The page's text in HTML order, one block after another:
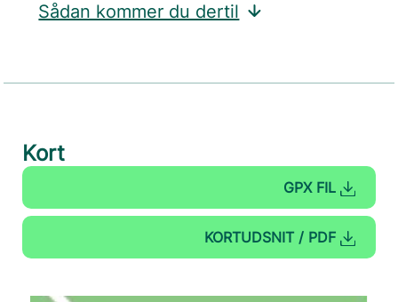
Sådan kommer du dertil
Kort
GPX FIL
KORTUDSNIT / PDF